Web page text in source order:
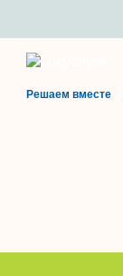
Решаем вместе